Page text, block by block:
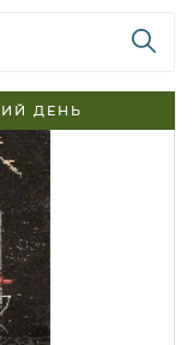
ДЕНЬ